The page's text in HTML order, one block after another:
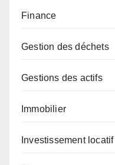
Finance
Gestion des déchets
Gestions des actifs
Immobilier
Investissement locatif